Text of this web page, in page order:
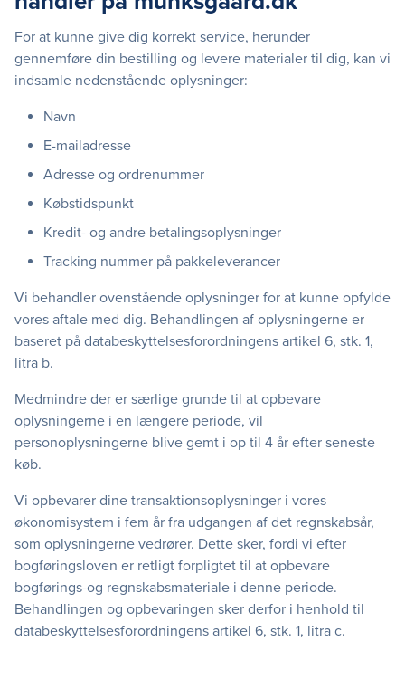
For at kunne give dig korrekt service, herunder
gennemføre din bestilling og levere materialer til dig, kan vi
indsamle nedenstående oplysninger:
Navn
E-mailadresse
Adresse og ordrenummer
Købstidspunkt
Kredit- og andre betalingsoplysninger
Tracking nummer på pakkeleverancer
Vi behandler ovenstående oplysninger for at kunne opfylde
vores aftale med dig. Behandlingen af oplysningerne er
baseret på databeskyttelsesforordningens artikel 6, stk. 1,
litra b.
Medmindre der er særlige grunde til at opbevare
oplysningerne i en længere periode, vil
personoplysningerne blive gemt i op til 4 år efter seneste
køb.
Vi opbevarer dine transaktionsoplysninger i vores
økonomisystem i fem år fra udgangen af det regnskabsår,
som oplysningerne vedrører. Dette sker, fordi vi efter
bogføringsloven er retligt forpligtet til at opbevare
bogførings-og regnskabsmateriale i denne periode.
Behandlingen og opbevaringen sker derfor i henhold til
databeskyttelsesforordningens artikel 6, stk. 1, litra c.